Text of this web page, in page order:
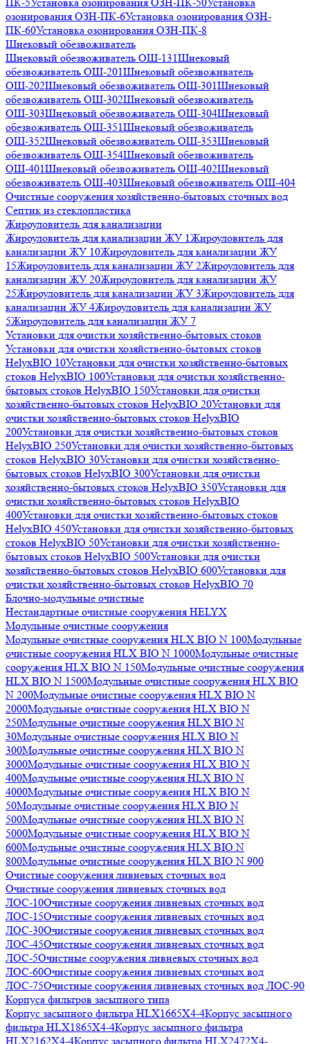
озонирования ОЗН-ПК-6Установка озонирования ОЗН-
ПК-60Установка озонирования ОЗН-ПК-8
Шнековый обезвоживатель
Шнековый обезвоживатель ОШ-131Шнековый
обезвоживатель ОШ-201Шнековый обезвоживатель
ОШ-202Шнековый обезвоживатель ОШ-301Шнековый
обезвоживатель ОШ-302Шнековый обезвоживатель
ОШ-303Шнековый обезвоживатель ОШ-304Шнековый
обезвоживатель ОШ-351Шнековый обезвоживатель
ОШ-352Шнековый обезвоживатель ОШ-353Шнековый
обезвоживатель ОШ-354Шнековый обезвоживатель
ОШ-401Шнековый обезвоживатель ОШ-402Шнековый
обезвоживатель ОШ-403Шнековый обезвоживатель ОШ-404
Очистные сооружения хозяйственно-бытовых сточных вод
Септик из стеклопластика
Жироуловитель для канализации
Жироуловитель для канализации ЖУ 1Жироуловитель для
канализации ЖУ 10Жироуловитель для канализации ЖУ
15Жироуловитель для канализации ЖУ 2Жироуловитель для
канализации ЖУ 20Жироуловитель для канализации ЖУ
25Жироуловитель для канализации ЖУ 3Жироуловитель для
канализации ЖУ 4Жироуловитель для канализации ЖУ
5Жироуловитель для канализации ЖУ 7
Установки для очистки хозяйственно-бытовых стоков
Установки для очистки хозяйственно-бытовых стоков
HelyxBIO 10Установки для очистки хозяйственно-бытовых
стоков HelyxBIO 100Установки для очистки хозяйственно-
бытовых стоков HelyxBIO 150Установки для очистки
хозяйственно-бытовых стоков HelyxBIO 20Установки для
очистки хозяйственно-бытовых стоков HelyxBIO
200Установки для очистки хозяйственно-бытовых стоков
HelyxBIO 250Установки для очистки хозяйственно-бытовых
стоков HelyxBIO 30Установки для очистки хозяйственно-
бытовых стоков HelyxBIO 300Установки для очистки
хозяйственно-бытовых стоков HelyxBIO 350Установки для
очистки хозяйственно-бытовых стоков HelyxBIO
400Установки для очистки хозяйственно-бытовых стоков
HelyxBIO 450Установки для очистки хозяйственно-бытовых
стоков HelyxBIO 50Установки для очистки хозяйственно-
бытовых стоков HelyxBIO 500Установки для очистки
хозяйственно-бытовых стоков HelyxBIO 600Установки для
очистки хозяйственно-бытовых стоков HelyxBIO 70
Блочно-модульные очистные
Нестандартные очистные сооружения HELYX
Модульные очистные сооружения
Модульные очистные сооружения HLX BIO N 100Модульные
очистные сооружения HLX BIO N 1000Модульные очистные
сооружения HLX BIO N 150Модульные очистные сооружения
HLX BIO N 1500Модульные очистные сооружения HLX BIO
N 200Модульные очистные сооружения HLX BIO N
2000Модульные очистные сооружения HLX BIO N
250Модульные очистные сооружения HLX BIO N
30Модульные очистные сооружения HLX BIO N
300Модульные очистные сооружения HLX BIO N
3000Модульные очистные сооружения HLX BIO N
400Модульные очистные сооружения HLX BIO N
4000Модульные очистные сооружения HLX BIO N
50Модульные очистные сооружения HLX BIO N
500Модульные очистные сооружения HLX BIO N
5000Модульные очистные сооружения HLX BIO N
600Модульные очистные сооружения HLX BIO N
800Модульные очистные сооружения HLX BIO N 900
Очистные сооружения ливневых сточных вод
Очистные сооружения ливневых сточных вод
ЛОС-10Очистные сооружения ливневых сточных вод
ЛОС-15Очистные сооружения ливневых сточных вод
ЛОС-30Очистные сооружения ливневых сточных вод
ЛОС-45Очистные сооружения ливневых сточных вод
ЛОС-5Очистные сооружения ливневых сточных вод
ЛОС-60Очистные сооружения ливневых сточных вод
ЛОС-75Очистные сооружения ливневых сточных вод ЛОС-90
Корпуса фильтров засыпного типа
Корпус засыпного фильтра HLX1665X4-4Корпус засыпного
фильтра HLX1865X4-4Корпус засыпного фильтра
HLX2162X4-4Корпус засыпного фильтра HLX2472X4-